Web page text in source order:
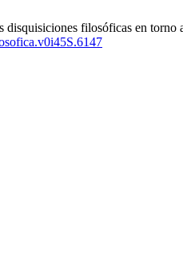
filosóficas en